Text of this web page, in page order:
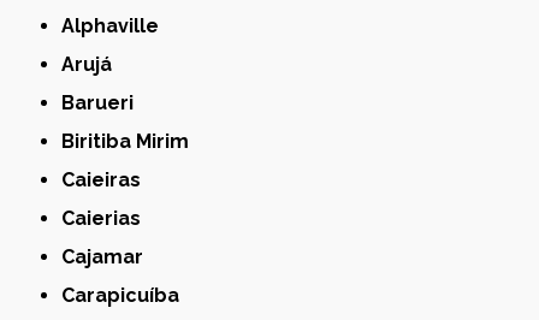
Alphaville
Arujá
Barueri
Biritiba Mirim
Caieiras
Caierias
Cajamar
Carapicuíba